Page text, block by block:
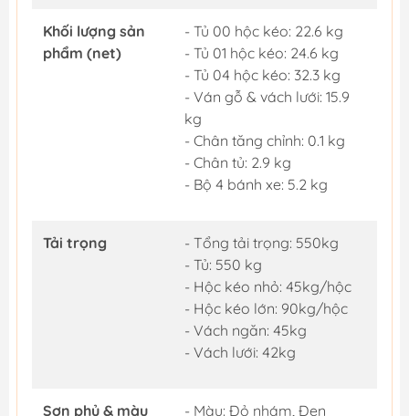
Khối lượng sản
phẩm (net)
- Tủ 00 hộc kéo: 22.6 kg
- Tủ 01 hộc kéo: 24.6 kg
- Tủ 04 hộc kéo: 32.3 kg
- Ván gỗ & vách lưới: 15.9
kg
- Chân tăng chỉnh: 0.1 kg
- Chân tủ: 2.9 kg
- Bộ 4 bánh xe: 5.2 kg
Tải trọng
- Tổng tải trọng: 550kg
- Tủ: 550 kg
- Hộc kéo nhỏ: 45kg/hộc
- Hộc kéo lớn: 90kg/hộc
- Vách ngăn: 45kg
- Vách lưới: 42kg
Sơn phủ & màu
- Màu: Đỏ nhám, Đen